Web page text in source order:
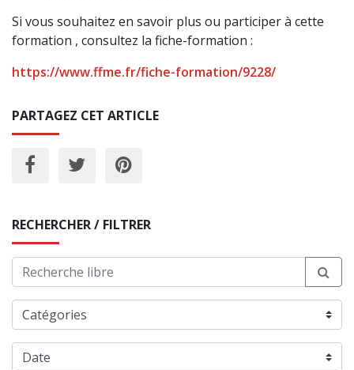
Si vous souhaitez en savoir plus ou participer à cette
formation , consultez la fiche-formation :
https://www.ffme.fr/fiche-formation/9228/
PARTAGEZ CET ARTICLE
RECHERCHER / FILTRER